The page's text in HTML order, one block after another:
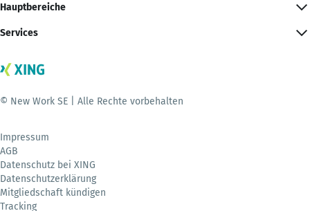
Hauptbereiche
Services
© New Work SE | Alle Rechte vorbehalten
Impressum
AGB
Datenschutz bei XING
Datenschutzerklärung
Mitgliedschaft kündigen
Tracking